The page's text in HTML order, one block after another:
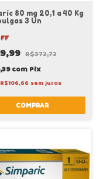
80 mg 20,1 a 40 Kg
3 Un
R$372,72
com Pix
R$106,66 sem juros